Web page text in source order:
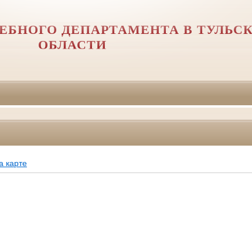
ДЕПАРТАМЕНТА В
ОБЛАСТИ
карте